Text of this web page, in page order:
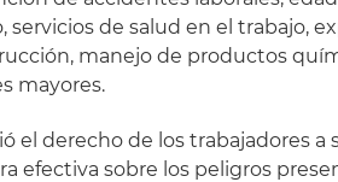
servicios de salud en el trabajo,
manejo de productos
mayores.
el derecho de los trabajadores a
efectiva sobre los peligros